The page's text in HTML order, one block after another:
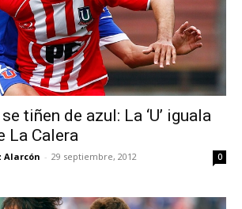
tiñen de azul: La ‘U’ iguala
La Calera
Alarcón - 29 septiembre, 2012 0